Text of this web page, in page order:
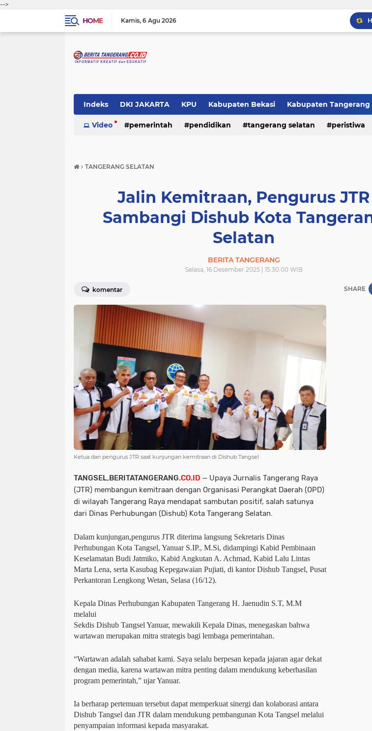
-->
HOME
Kamis 6 Agu 2026
Indeks DKI JAKARTA KPU Kabupaten Bekasi Kabupaten Tangerang
Pemerintah Pendidikan Polri peristiwa
Video pemerintah pendidikan tangerang selatan peristiwa
› TANGERANG SELATAN
Jalin Kemitraan, Pengurus JTR
Sambangi Dishub Kota
Selatan
BERITA TANGERANG
Selasa, 16 Desember 2025 | 15.30.00 WIB
komentar SHARE
Ketua dan pengurus JTR saat kunjungan kemitraan di Dishub Tangsel
TANGSEL,BERITATANGERANG.CO.ID — Upaya Jurnalis Tangerang Raya
(JTR) membangun kemitraan dengan Organisasi Perangkat Daerah (OPD)
di wilayah Tangerang Raya mendapat sambutan positif, salah satunya
dari Dinas Perhubungan (Dishub) Kota Tangerang Selatan.
Dalam kunjungan,pengurus JTR diterima langsung Sekretaris Dinas
Perhubungan Kota Tangsel, Yanuar S.IP., M.Si, didampingi Kabid Pembinaan
Keselamatan Budi Jatmiko, Kabid Angkutan A. Achmad, Kabid Lalu Lintas
Marta Lena, serta Kasubag Kepegawaian Pujiati, di kantor Dishub Tangsel, Pusat
Perkantoran Lengkong Wetan, Selasa (16/12).
Kepala Dinas Perhubungan Kabupaten Tangerang H. Jaenudin S.T, M.M
melalui
Sekdis Dishub Tangsel Yanuar, mewakili Kepala Dinas, menegaskan bahwa
wartawan merupakan mitra strategis bagi lembaga pemerintahan.
“Wartawan adalah sahabat kami. Saya selalu berpesan kepada jajaran agar dekat
dengan media, karena wartawan mitra penting dalam mendukung keberhasilan
program pemerintah,” ujar Yanuar.
Ia berharap pertemuan tersebut dapat memperkuat sinergi dan kolaborasi antara
Dishub Tangsel dan JTR dalam mendukung pembangunan Kota Tangsel melalui
penyampaian informasi kepada masyarakat.